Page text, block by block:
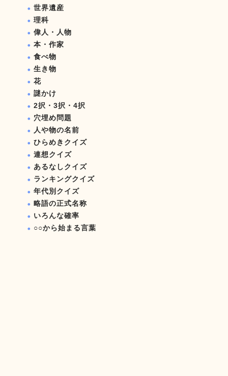
世界遺産
理科
偉人・人物
本・作家
食べ物
生き物
花
謎かけ
2択・3択・4択
穴埋め問題
人や物の名前
ひらめきクイズ
連想クイズ
あるなしクイズ
ランキングクイズ
年代別クイズ
略語の正式名称
いろんな確率
○○から始まる言葉